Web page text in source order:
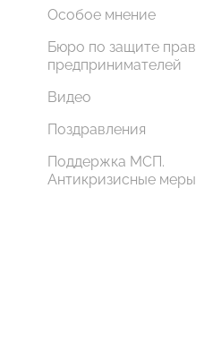
Особое мнение
Бюро по защите прав
предпринимателей
Видео
Поздравления
Поддержка МСП.
Антикризисные меры